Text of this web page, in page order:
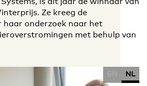
Ze kreeg de
haar onderzoek naar het
met behulp van
EN NL